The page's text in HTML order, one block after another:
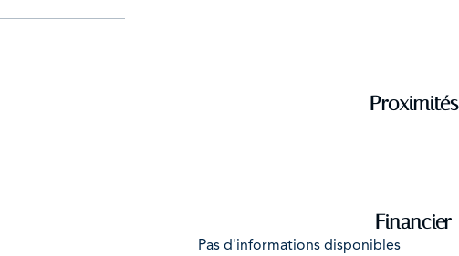
Proximités
Financier
Pas d'informations disponibles